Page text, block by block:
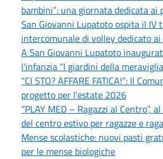
bambini”: una giornata dedicata ai
San Giovanni Lupatoto ospita il IV
intercomunale di volley dedicato
A San Giovanni Lupatoto
l'infanzia "I giardini della
“CI STO? AFFARE FATICA!”: Il
progetto per l'estate 2026
“PLAY MED – Ragazzi al Centro”,
del centro estivo per ragazze e
Mense scolastiche: nuovi pasti
per le mense biologiche